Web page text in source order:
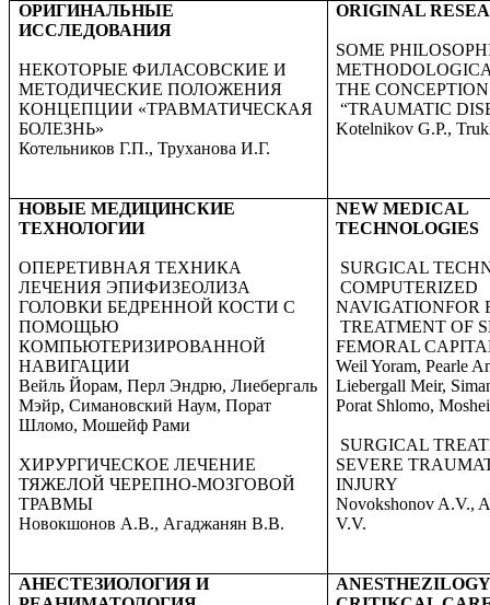
ОРИГИНАЛЬНЫЕ
ИССЛЕДОВАНИЯ
НЕКОТОРЫЕ ФИЛАСОВСКИЕ И
МЕТОДИЧЕСКИЕ ПОЛОЖЕНИЯ
КОНЦЕПЦИИ «ТРАВМАТИЧЕСКАЯ
БОЛЕЗНЬ»
Котельников Г.П., Труханова И.Г.
ORIGINAL
SOME
THE CONCEPTION
“TRAUMATIC
Kotelnikov G.P.,
НОВЫЕ МЕДИЦИНСКИЕ
ТЕХНОЛОГИИ
ОПЕРЕТИВНАЯ ТЕХНИКА
ЛЕЧЕНИЯ ЭПИФИЗЕОЛИЗА
ГОЛОВКИ БЕДРЕННОЙ КОСТИ С
ПОМОЩЬЮ
КОМПЬЮТЕРИЗИРОВАННОЙ
НАВИГАЦИИ
Вейль Йорам, Перл Эндрю, Лиебергаль
Мэйр, Симановский Наум, Порат
Шломо, Мошейф Рами
ХИРУРГИЧЕСКОЕ ЛЕЧЕНИЕ
ТЯЖЕЛОЙ ЧЕРЕПНО-МОЗГОВОЙ
ТРАВМЫ
Новокшонов А.В., Агаджанян В.В.
NEW MEDICAL
TECHNOLOGIES
SURGICAL
COMPUTERIZED
NAVIGATIONFOR
TREATMENT OF
FEMORAL
Weil Yoram, Pearle
Liebergall Meir,
Porat Shlomo,
SURGICAL
SEVERE
INJURY
Novokshonov A.V.,
V.V.
АНЕСТЕЗИОЛОГИЯ И